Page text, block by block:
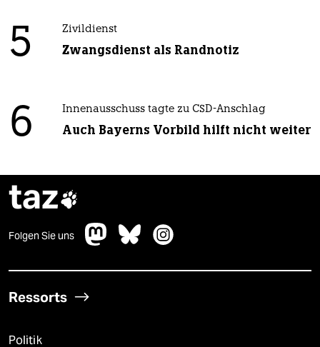
5 Zivildienst
Zwangsdienst als Randnotiz
6 Innenausschuss tagte zu CSD-Anschlag
Auch Bayerns Vorbild hilft nicht weiter
taz
Folgen Sie uns
Ressorts
Politik